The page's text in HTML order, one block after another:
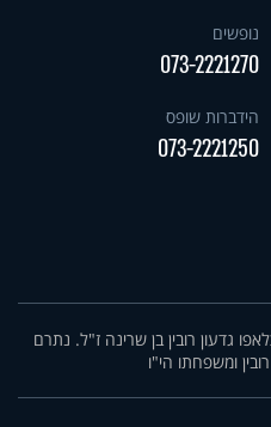
נופשים
073-2221270
הידברות שופס
073-2221250
גדעון רובין בן שרינה ז"ל. נתרם
ומשפחתו הי"ו